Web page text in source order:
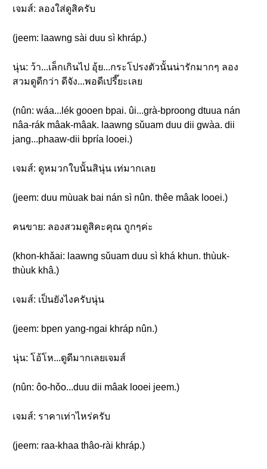
เจมส์: ลองใส่ดูสิครับ
(jeem: laawng sài duu sì khráp.)
นุ่น: ว้า...เล็กเกินไป อุ้ย...กระโปรงตัวนั้นน่ารักมากๆ ลอง
สวมดูดีกว่า ดีจัง...พอดีเปรี๊ยะเลย
(nûn: wáa...lék gooen bpai. ûi...grà-bproong dtuua nán
nâa-rák mâak-mâak. laawng sǔuam duu dii gwàa. dii
jang...phaaw-dii bpría looei.)
เจมส์: ดูหมวกใบนั้นสินุ่น เท่มากเลย
(jeem: duu mùuak bai nán sì nûn. thêe mâak looei.)
คนขาย: ลองสวมดูสิคะคุณ ถูกๆค่ะ
(khon-khǎai: laawng sǔuam duu sì khá khun. thùuk-
thùuk khâ.)
เจมส์: เป็นยังไงครับนุ่น
(jeem: bpen yang-ngai khráp nûn.)
นุ่น: โอ้โห...ดูดีมากเลยเจมส์
(nûn: ôo-hǒo...duu dii mâak looei jeem.)
เจมส์: ราคาเท่าไหร่ครับ
(jeem: raa-khaa thâo-rài khráp.)